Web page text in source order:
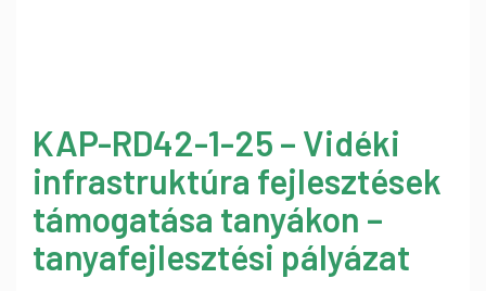
KAP-RD42-1-25 – Vidéki
infrastruktúra fejlesztések
támogatása tanyákon –
tanyafejlesztési pályázat